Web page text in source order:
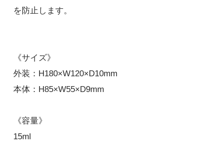
を防止します。
《サイズ》
外装：H180×W120×D10mm
本体：H85×W55×D9mm
《容量》
15ml
SOLD OUT
トルマリン